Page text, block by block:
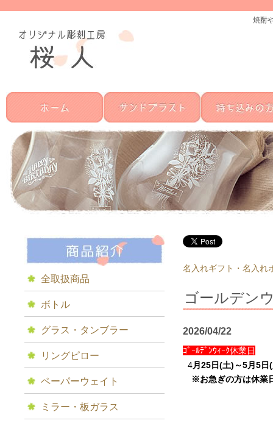
焼酎
名入れギフト・名入れ
ゴールデン
2026/04/22
ｺﾞｰﾙﾃﾞﾝｳｨｰｸ休業日
4月25日(土)～5月5日
※お急ぎの方は休業
全取扱商品
ボトル
グラス・タンブラー
リングピロー
ペーパーウェイト
ミラー・板ガラス